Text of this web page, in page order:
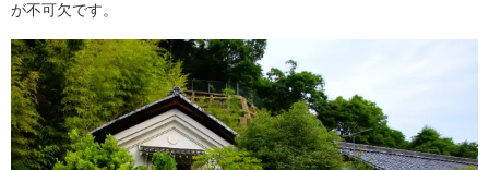
が不可欠です。